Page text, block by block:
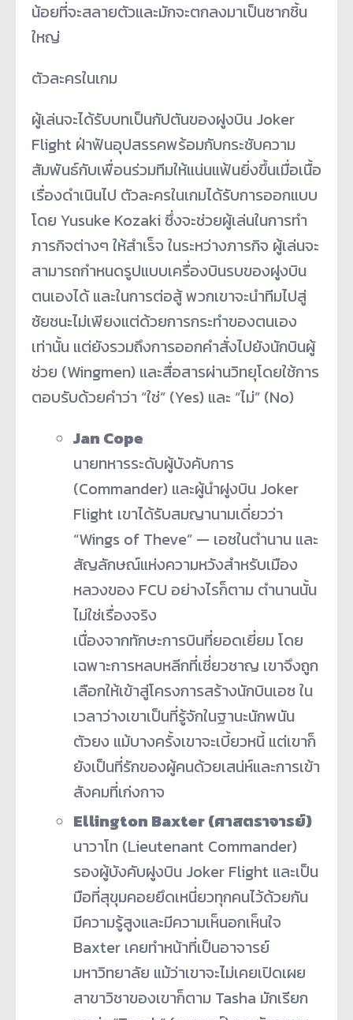
น้อยที่จะสลายตัวและมักจะตกลงมาเป็นซากชิ้น
ใหญ่
ตัวละครในเกม
ผู้เล่นจะได้รับบทเป็นกัปตันของฝูงบิน Joker
Flight ฝ่าฟันอุปสรรคพร้อมกับกระชับความ
สัมพันธ์กับเพื่อนร่วมทีมให้แน่นแฟ้นยิ่งขึ้นเมื่อเนื้อ
เรื่องดำเนินไป ตัวละครในเกมได้รับการออกแบบ
โดย Yusuke Kozaki ซึ่งจะช่วยผู้เล่นในการทำ
ภารกิจต่างๆ ให้สำเร็จ ในระหว่างภารกิจ ผู้เล่นจะ
สามารถกำหนดรูปแบบเครื่องบินรบของฝูงบิน
ตนเองได้ และในการต่อสู้ พวกเขาจะนำทีมไปสู่
ชัยชนะไม่เพียงแต่ด้วยการกระทำของตนเอง
เท่านั้น แต่ยังรวมถึงการออกคำสั่งไปยังนักบินผู้
ช่วย (Wingmen) และสื่อสารผ่านวิทยุโดยใช้การ
ตอบรับด้วยคำว่า “ใช่” (Yes) และ “ไม่” (No)
Jan Cope
นายทหารระดับผู้บังคับการ
(Commander) และผู้นำฝูงบิน Joker
Flight เขาได้รับสมญานามเดี่ยวว่า
“Wings of Theve” — เอซในตำนาน และ
สัญลักษณ์แห่งความหวังสำหรับเมือง
หลวงของ FCU อย่างไรก็ตาม ตำนานนั้น
ไม่ใช่เรื่องจริง
เนื่องจากทักษะการบินที่ยอดเยี่ยม โดย
เฉพาะการหลบหลีกที่เชี่ยวชาญ เขาจึงถูก
เลือกให้เข้าสู่โครงการสร้างนักบินเอซ ใน
เวลาว่างเขาเป็นที่รู้จักในฐานะนักพนัน
ตัวยง แม้บางครั้งเขาจะเบี้ยวหนี้ แต่เขาก็
ยังเป็นที่รักของผู้คนด้วยเสน่ห์และการเข้า
สังคมที่เก่งกาจ
Ellington Baxter (ศาสตราจารย์)
นาวาโท (Lieutenant Commander)
รองผู้บังคับฝูงบิน Joker Flight และเป็น
มือที่สุขุมคอยยึดเหนี่ยวทุกคนไว้ด้วยกัน
มีความรู้สูงและมีความเห็นอกเห็นใจ
Baxter เคยทำหน้าที่เป็นอาจารย์
มหาวิทยาลัย แม้ว่าเขาจะไม่เคยเปิดเผย
สาขาวิชาของเขาก็ตาม Tasha มักเรียก